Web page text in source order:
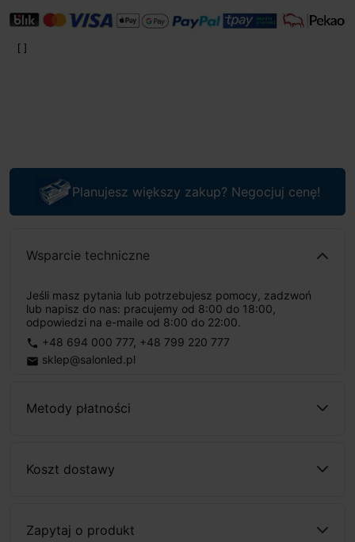
Planujesz większy zakup? Negocjuj cenę!
Wsparcie techniczne
Jeśli masz pytania lub potrzebujesz pomocy, zadzwoń
lub napisz do nas: pracujemy od 8:00 do 18:00,
odpowiedzi na e-maile od 8:00 do 22:00.
phone +48 694 000 777, +48 799 220 777
email sklep@salonled.pl
Metody płatności
Koszt dostawy
Zapytaj o produkt